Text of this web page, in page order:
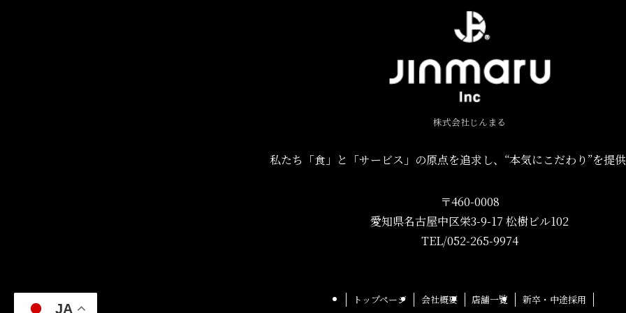
株式会社じんまる
私たち「食」と「サービス」の原点を追求し、“本気にこだわり”を提供
〒460-0008
愛知県名古屋中区栄3-9-17 松樹ビル102
TEL/052-265-9974
トップページ 会社概要 店舗一覧 新卒・中途採用
JA